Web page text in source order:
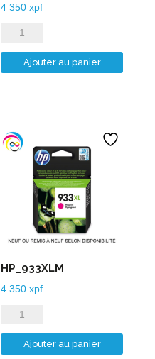
4 350xpf
quantité
de
HP_933XLC
Ajouter au panier
HP_933XLM
4 350xpf
quantité
de
HP_933XLM
Ajouter au panier